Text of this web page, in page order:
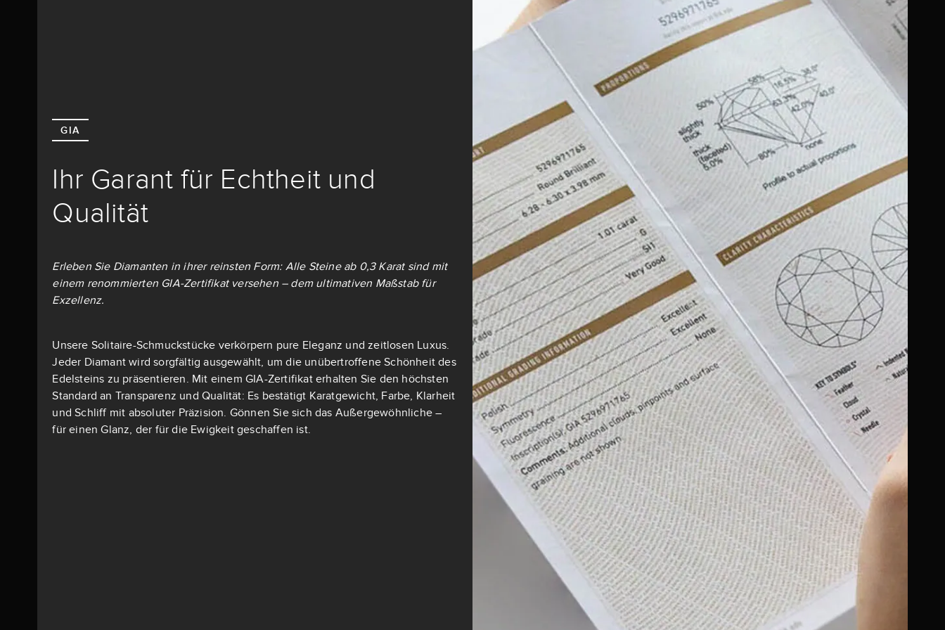
GIA
Ihr Garant für Echtheit und
Qualität
Erleben Sie Diamanten in ihrer reinsten Form: Alle Steine ab 0,3 Karat sind mit
einem renommierten GIA-Zertifikat versehen – dem ultimativen Maßstab für
Exzellenz.
Unsere Solitaire-Schmuckstücke verkörpern pure Eleganz und zeitlosen Luxus.
Jeder Diamant wird sorgfältig ausgewählt, um die unübertroffene Schönheit des
Edelsteins zu präsentieren. Mit einem GIA-Zertifikat erhalten Sie den höchsten
Standard an Transparenz und Qualität: Es bestätigt Karatgewicht, Farbe, Klarheit
und Schliff mit absoluter Präzision. Gönnen Sie sich das Außergewöhnliche –
für einen Glanz, der für die Ewigkeit geschaffen ist.